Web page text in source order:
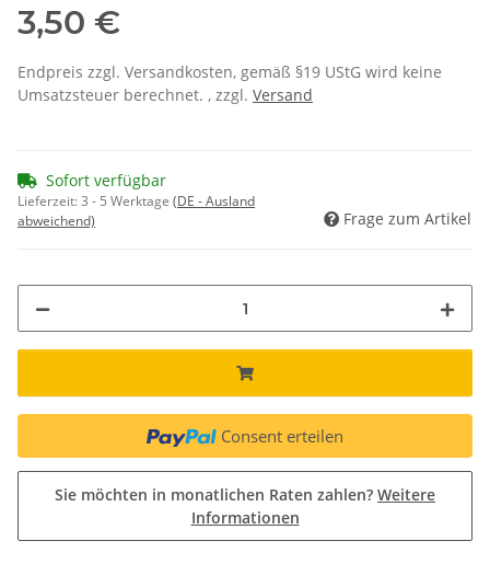
3,50 €
Endpreis zzgl. Versandkosten, gemäß §19 UStG wird keine
Umsatzsteuer berechnet. , zzgl. Versand
Sofort verfügbar
Lieferzeit:3 - 5 Werktage (DE - Ausland
abweichend)
Frage zum Artikel
Consent erteilen
Sie möchten in monatlichen Raten zahlen? Weitere
Informationen